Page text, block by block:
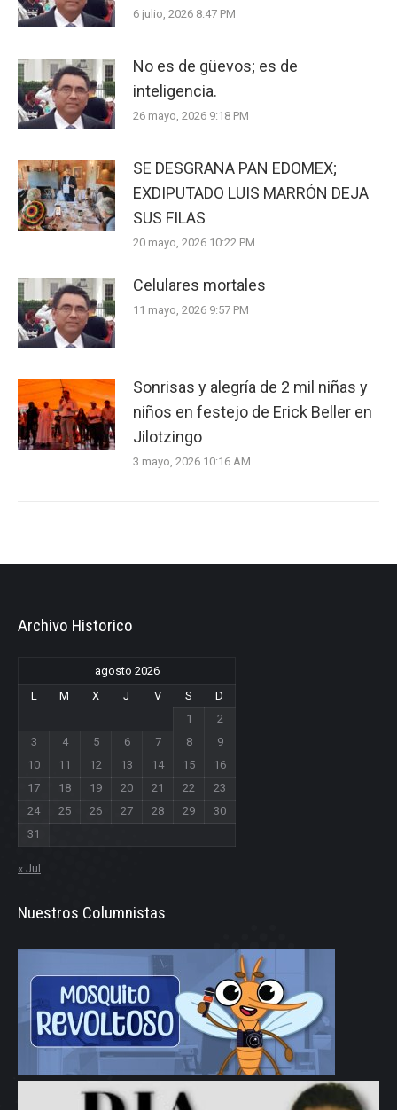
6 julio, 2026 8:47 PM
No es de güevos; es de
inteligencia.
26 mayo, 2026 9:18 PM
SE DESGRANA PAN EDOMEX;
EXDIPUTADO LUIS MARRÓN DEJA
SUS FILAS
20 mayo, 2026 10:22 PM
Celulares mortales
11 mayo, 2026 9:57 PM
Sonrisas y alegría de 2 mil niñas y
niños en festejo de Erick Beller en
Jilotzingo
3 mayo, 2026 10:16 AM
Archivo Historico
agosto 2026
L
M X J V S
D
1
2
3
4 5 6 7 8
9
10
11 12 13 14 15
16
17
18 19 20 21 22
23
24
25 26 27 28 29
30
31
« Jul
Nuestros Columnistas